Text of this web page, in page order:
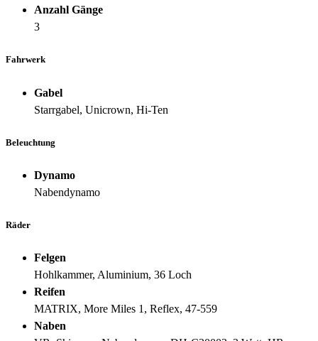
Anzahl Gänge
3
Fahrwerk
Gabel
Starrgabel, Unicrown, Hi-Ten
Beleuchtung
Dynamo
Nabendynamo
Räder
Felgen
Hohlkammer, Aluminium, 36 Loch
Reifen
MATRIX, More Miles 1, Reflex, 47-559
Naben